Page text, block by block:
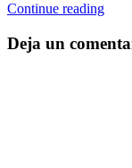
Continue reading
Deja un